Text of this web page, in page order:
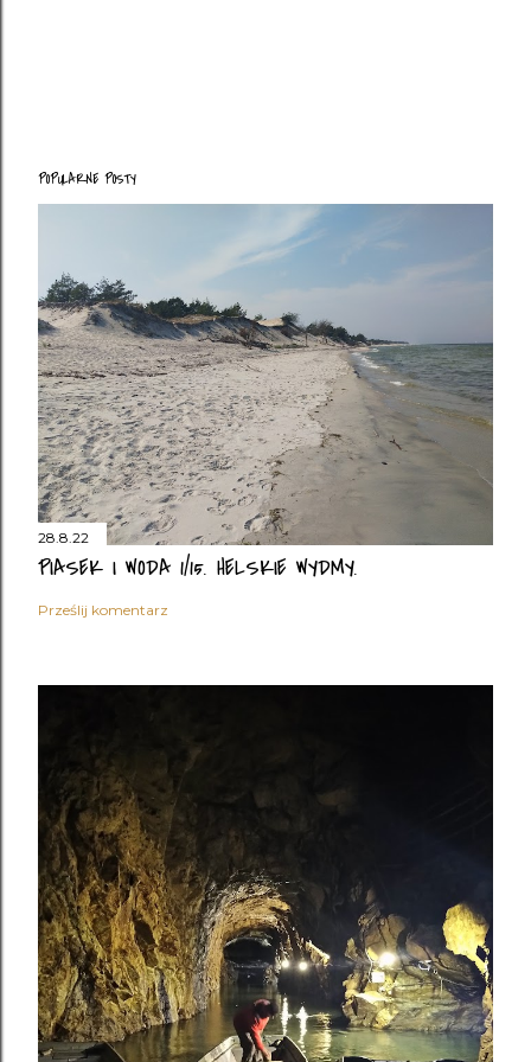
POPULARNE POSTY
28.8.22
PIASEK I WODA 1/15. HELSKIE WYDMY.
Prześlij komentarz